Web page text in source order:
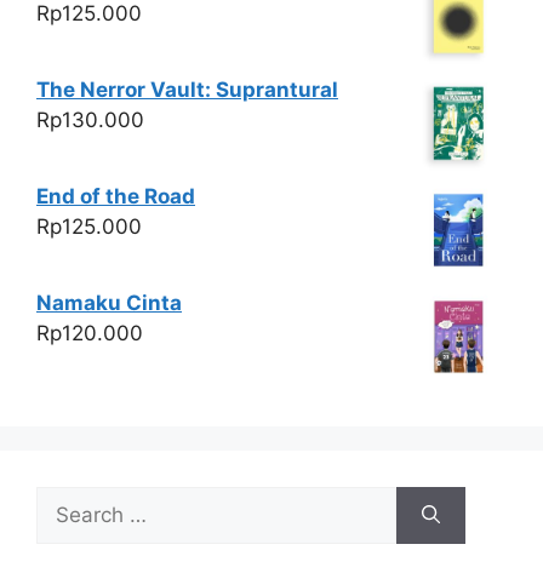
Rp125.000
The Nerror Vault: Suprantural
Rp130.000
End of the Road
Rp125.000
Namaku Cinta
Rp120.000
Search
for: